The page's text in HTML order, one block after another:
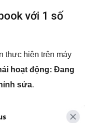
với 1 số
thực hiện trên máy
hoạt động: Đang
sửa.